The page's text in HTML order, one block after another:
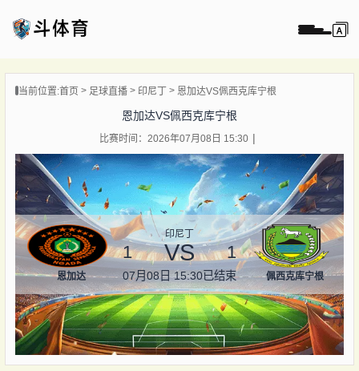
播
像
闻
当前位置:首页 足球直播 印尼丁 恩加达VS佩西克库宁根
恩加达VS佩西克库宁根
比赛时间：2026年07月08日 15:30
恩加达
印尼丁
1 VS 1
07月08日 15:30已结束 佩西克库宁根